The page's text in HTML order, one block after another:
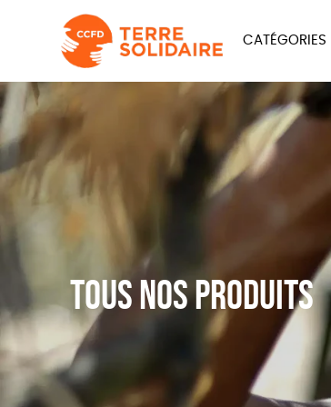
CATÉGORIES
ÉQUITABLE
PAPETERIE
Tous nos produits